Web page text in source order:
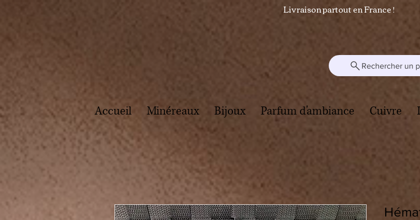
Livraison partout en France !
Rechercher un
Accueil Minéreaux Bijoux Parfum d'ambiance Cuivre